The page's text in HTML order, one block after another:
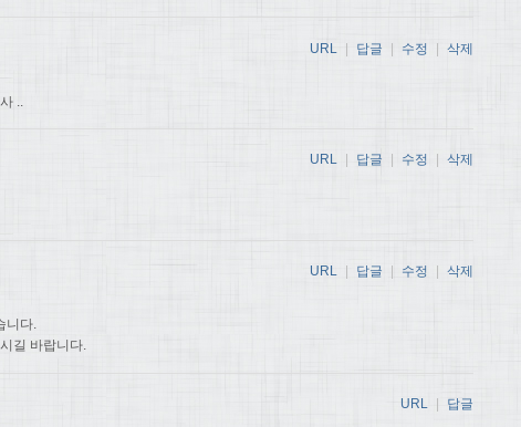
..
URL | 답글 | 수정 | 삭제
URL 답글 수정 삭제
니다.
길 바랍니다.
URL 답글 수정 삭제
URL 답글